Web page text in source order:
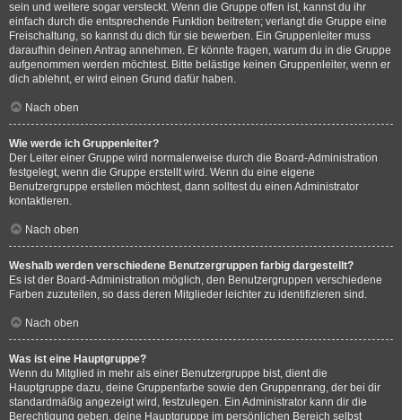
sein und weitere sogar versteckt. Wenn die Gruppe offen ist, kannst du ihr
einfach durch die entsprechende Funktion beitreten; verlangt die Gruppe eine
Freischaltung, so kannst du dich für sie bewerben. Ein Gruppenleiter muss
daraufhin deinen Antrag annehmen. Er könnte fragen, warum du in die Gruppe
aufgenommen werden möchtest. Bitte belästige keinen Gruppenleiter, wenn er
dich ablehnt, er wird einen Grund dafür haben.
Nach oben
Wie werde ich Gruppenleiter?
Der Leiter einer Gruppe wird normalerweise durch die Board-Administration
festgelegt, wenn die Gruppe erstellt wird. Wenn du eine eigene
Benutzergruppe erstellen möchtest, dann solltest du einen Administrator
kontaktieren.
Nach oben
Weshalb werden verschiedene Benutzergruppen farbig dargestellt?
Es ist der Board-Administration möglich, den Benutzergruppen verschiedene
Farben zuzuteilen, so dass deren Mitglieder leichter zu identifizieren sind.
Nach oben
Was ist eine Hauptgruppe?
Wenn du Mitglied in mehr als einer Benutzergruppe bist, dient die
Hauptgruppe dazu, deine Gruppenfarbe sowie den Gruppenrang, der bei dir
standardmäßig angezeigt wird, festzulegen. Ein Administrator kann dir die
Berechtigung geben, deine Hauptgruppe im persönlichen Bereich selbst